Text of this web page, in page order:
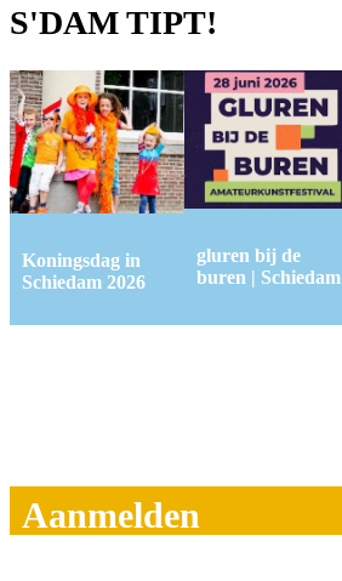
S'DAM TIPT!
Koningsdag in
Schiedam 2026
gluren bij de
buren | Schiedam
Aanmelden